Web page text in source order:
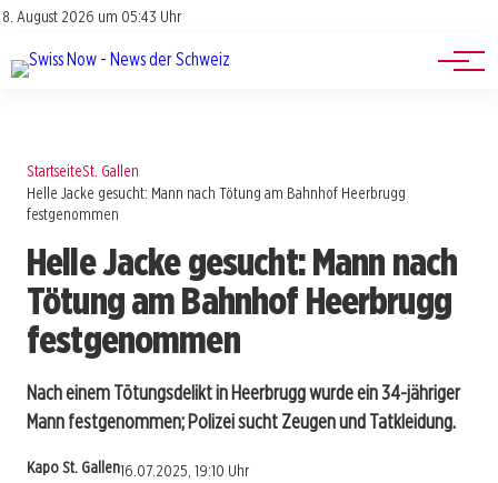
8. August 2026 um 05:43 Uhr
Impressum
Jobs
Events
StartseiteSt. Gallen
Helle Jacke gesucht: Mann nach Tötung am Bahnhof Heerbrugg
festgenommen
Helle Jacke gesucht: Mann nach
Tötung am Bahnhof Heerbrugg
festgenommen
Nach einem Tötungsdelikt in Heerbrugg wurde ein 34-jähriger
Mann festgenommen; Polizei sucht Zeugen und Tatkleidung.
Kapo St. Gallen16.07.2025, 19:10 Uhr